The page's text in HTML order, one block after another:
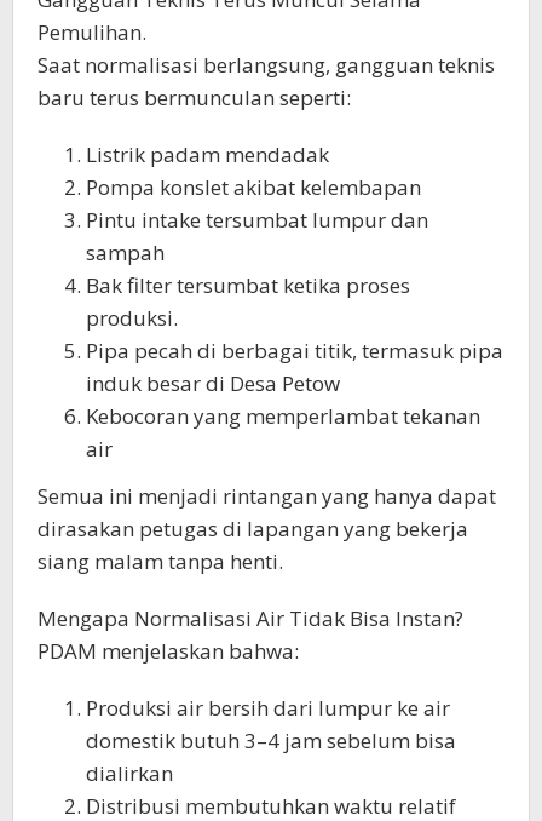
Pemulihan.
Saat normalisasi berlangsung, gangguan teknis
baru terus bermunculan seperti:
Listrik padam mendadak
Pompa konslet akibat kelembapan
Pintu intake tersumbat lumpur dan
sampah
Bak filter tersumbat ketika proses
produksi.
Pipa pecah di berbagai titik, termasuk pipa
induk besar di Desa Petow
Kebocoran yang memperlambat tekanan
air
Semua ini menjadi rintangan yang hanya dapat
dirasakan petugas di lapangan yang bekerja
siang malam tanpa henti.
Mengapa Normalisasi Air Tidak Bisa Instan?
PDAM menjelaskan bahwa:
Produksi air bersih dari lumpur ke air
domestik butuh 3–4 jam sebelum bisa
dialirkan
Distribusi membutuhkan waktu relatif